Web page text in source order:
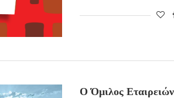
Ο Όμιλος